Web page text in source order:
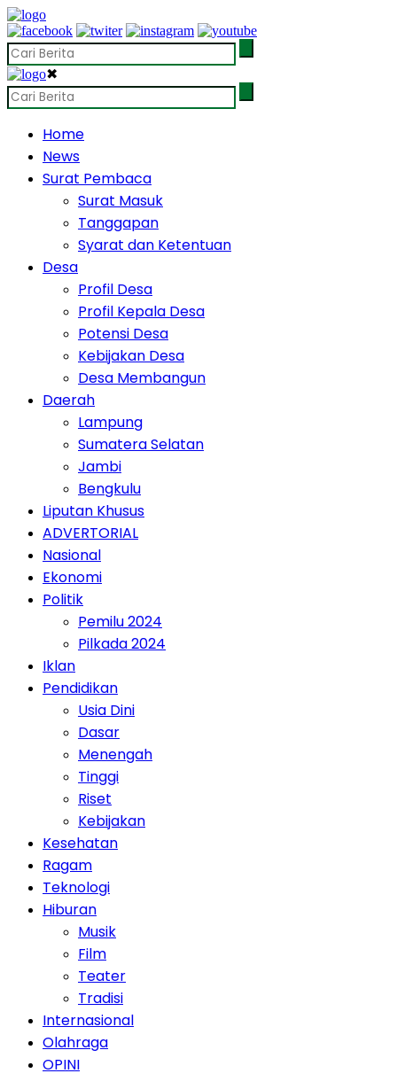
✖
Home
News
Surat Pembaca
Surat Masuk
Tanggapan
Syarat dan Ketentuan
Desa
Profil Desa
Profil Kepala Desa
Potensi Desa
Kebijakan Desa
Desa Membangun
Daerah
Lampung
Sumatera Selatan
Jambi
Bengkulu
Liputan Khusus
ADVERTORIAL
Nasional
Ekonomi
Politik
Pemilu 2024
Pilkada 2024
Iklan
Pendidikan
Usia Dini
Dasar
Menengah
Tinggi
Riset
Kebijakan
Kesehatan
Ragam
Teknologi
Hiburan
Musik
Film
Teater
Tradisi
Internasional
Olahraga
OPINI